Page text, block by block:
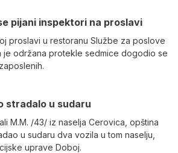
pijani inspektori na proslavi
proslavi u restoranu Službe za poslove
je održana protekle sedmice dogodio se
stradalo u sudaru
M.M. /43/ iz naselja Cerovica, opština
u sudaru dva vozila u tom naselju,
uprave Doboj.